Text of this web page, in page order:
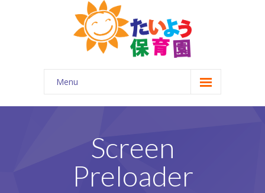
Menu
ホーム
-- 園について
-- 園の概要
Screen
Preloader